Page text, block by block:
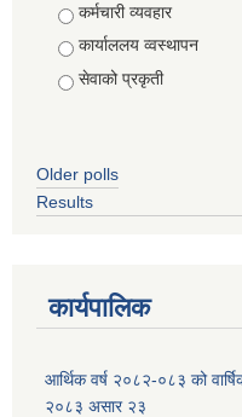
Choices
कर्मचारी व्यवहार
कार्याललय व्वस्थापन
सेवाको प्रकृती
Older polls
Results
कार्यपालिक
आर्थिक वर्ष २०८२-०८३ को
२०८३ असार २३